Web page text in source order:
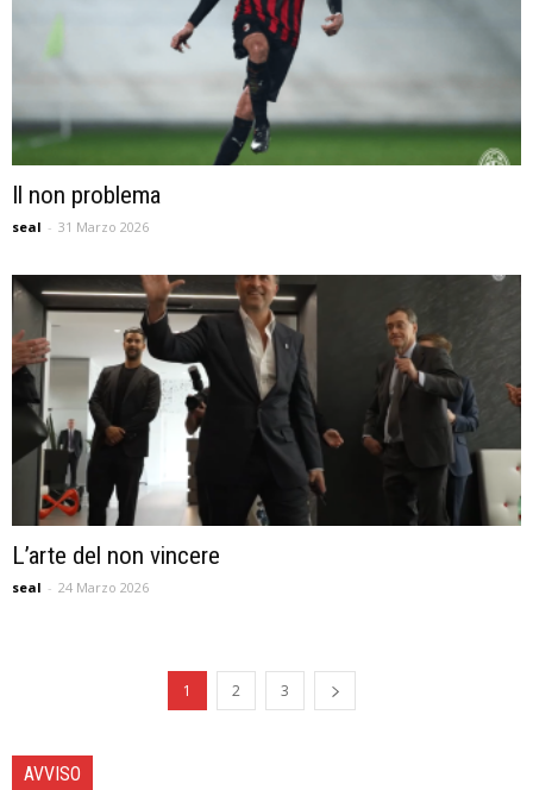
Il non problema
seal - 31 Marzo 2026
L’arte del non vincere
seal - 24 Marzo 2026
1 2 3
AVVISO